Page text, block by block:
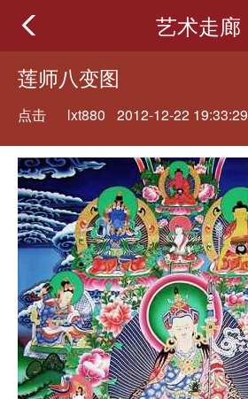
艺术走廊
莲师八变图
点击
重新
加载
lxt880 2012-12-22 19:33:29